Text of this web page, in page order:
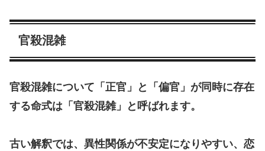
官殺混雑
官殺混雑について「正官」と「偏官」が同時に存在
する命式は「官殺混雑」と呼ばれます。
古い解釈では、異性関係が不安定になりやすい、恋